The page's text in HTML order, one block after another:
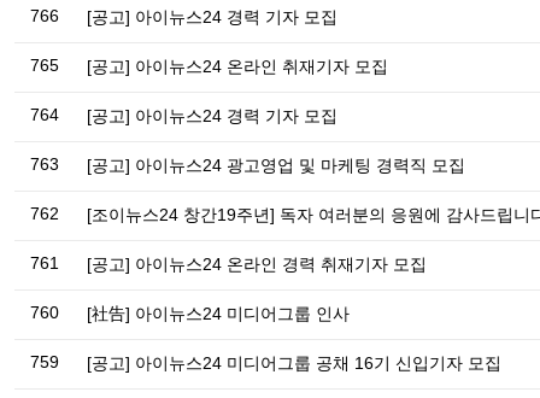
766 [공고] 아이뉴스24 경력 기자 모집
765 [공고] 아이뉴스24 온라인 취재기자 모집
764 [공고] 아이뉴스24 경력 기자 모집
763 [공고] 아이뉴스24 광고영업 및 마케팅 경력직 모집
762 [조이뉴스24 창간19주년] 독자 여러분의 응원에 감사드립니
761 [공고] 아이뉴스24 온라인 경력 취재기자 모집
760 [社告] 아이뉴스24 미디어그룹 인사
759 [공고] 아이뉴스24 미디어그룹 공채 16기 신입기자 모집